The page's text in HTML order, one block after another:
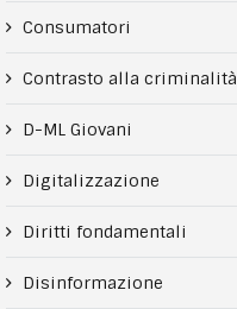
Consumatori
Contrasto alla criminalità
D-ML Giovani
Digitalizzazione
Diritti fondamentali
Disinformazione